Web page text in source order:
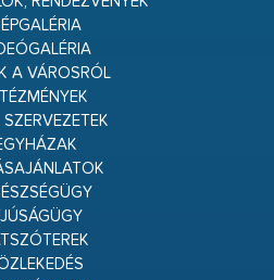
A VÁROSRÓL
SZERVEZETEK